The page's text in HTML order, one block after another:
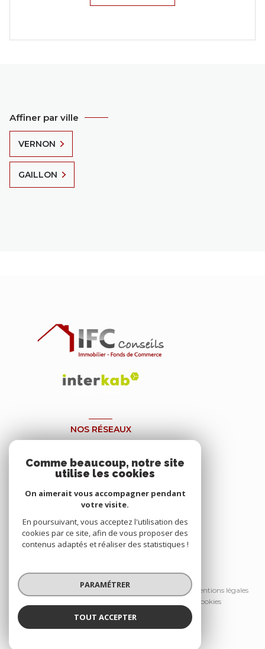
Affiner par ville
VERNON
GAILLON
NOS RÉSEAUX
© 2026 | Tous droits réservés
Nos honoraires
Nos partenaires
Mentions légales
Cookies
Comme beaucoup, notre site
utilise les cookies
On aimerait vous accompagner pendant
votre visite.
En poursuivant, vous acceptez l'utilisation des
cookies par ce site, afin de vous proposer des
contenus adaptés et réaliser des statistiques !
PARAMÉTRER
TOUT ACCEPTER